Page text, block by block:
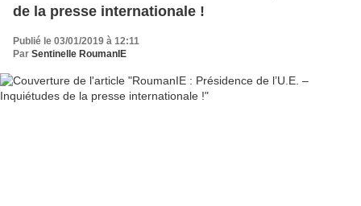
de la presse internationale !
Publié le 03/01/2019 à 12:11
Par Sentinelle RoumanIE